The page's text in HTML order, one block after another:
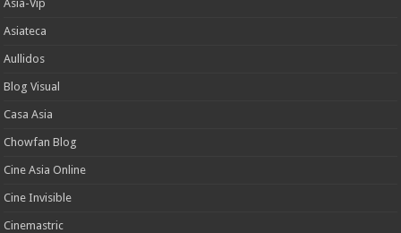
Asia-Vip
Asiateca
Aullidos
Blog Visual
Casa Asia
Chowfan Blog
Cine Asia Online
Cine Invisible
Cinemastric